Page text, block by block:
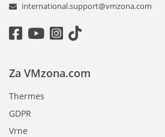
international.support@vmzona.com
Za VMzona.com
Thermes
GDPR
Vrne